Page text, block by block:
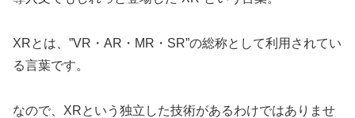
XRとは、”VR・AR・MR・SR”の総称として利用されてい
る言葉です。
なので、XRという独立した技術があるわけではありませ